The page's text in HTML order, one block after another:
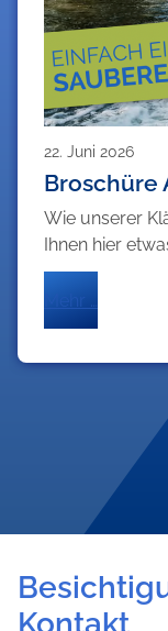
22. Juni 2026
Broschüre
Wie unserer
Ihnen hier
Mehr …